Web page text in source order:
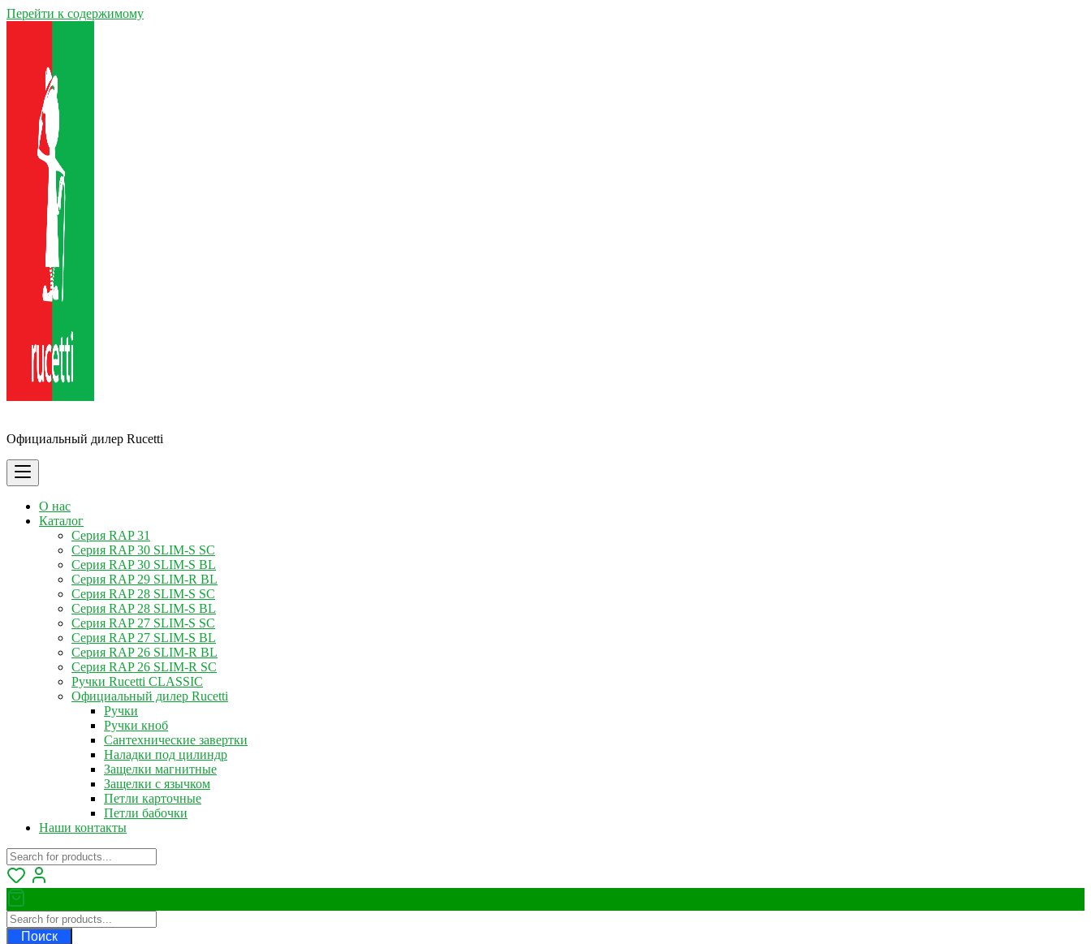
Перейти к содержимому
Официальный дилер Rucetti
О нас
Каталог
Серия RAP 31
Серия RAP 30 SLIM-S SC
Серия RAP 30 SLIM-S BL
Серия RAP 29 SLIM-R BL
Серия RAP 28 SLIM-S SC
Серия RAP 28 SLIM-S BL
Серия RAP 27 SLIM-S SC
Серия RAP 27 SLIM-S BL
Серия RAP 26 SLIM-R BL
Серия RAP 26 SLIM-R SC
Ручки Rucetti CLASSIC
Официальный дилер Rucetti
Ручки
Ручки кноб
Сантехнические завертки
Наладки под цилиндр
Защелки магнитные
Защелки с язычком
Петли карточные
Петли бабочки
Наши контакты
Поиск